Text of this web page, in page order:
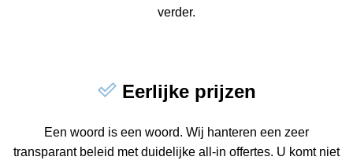
verder.
Eerlijke prijzen
Een woord is een woord. Wij hanteren een zeer
transparant beleid met duidelijke all-in offertes. U komt niet